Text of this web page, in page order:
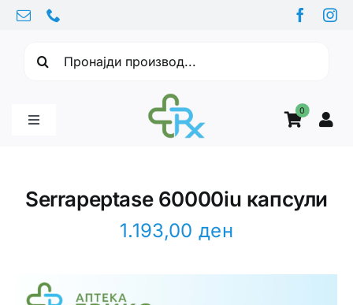
Skip
content
0
Toggle
Serrapeptase 60000iu капсули
1.193,00ден